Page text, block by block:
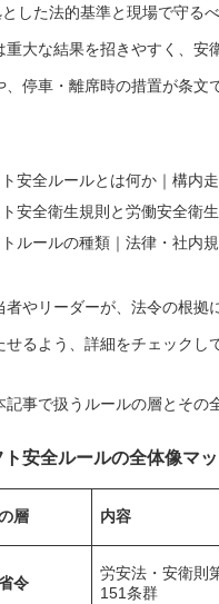
した法的基準と現場で守る
重大な結果を招きやすく、
、停車・離席時の措置が条
安全ルールとは何か｜構内
安全衛生規則と労働安全衛
ルールの種類｜法律・社内
者やリーダーが、法令の根拠
るよう、詳細をチェックし
記事で扱うルールの層とその
安全ルールの全体像マ
層 内容
令
労安法・安衛則
151条群